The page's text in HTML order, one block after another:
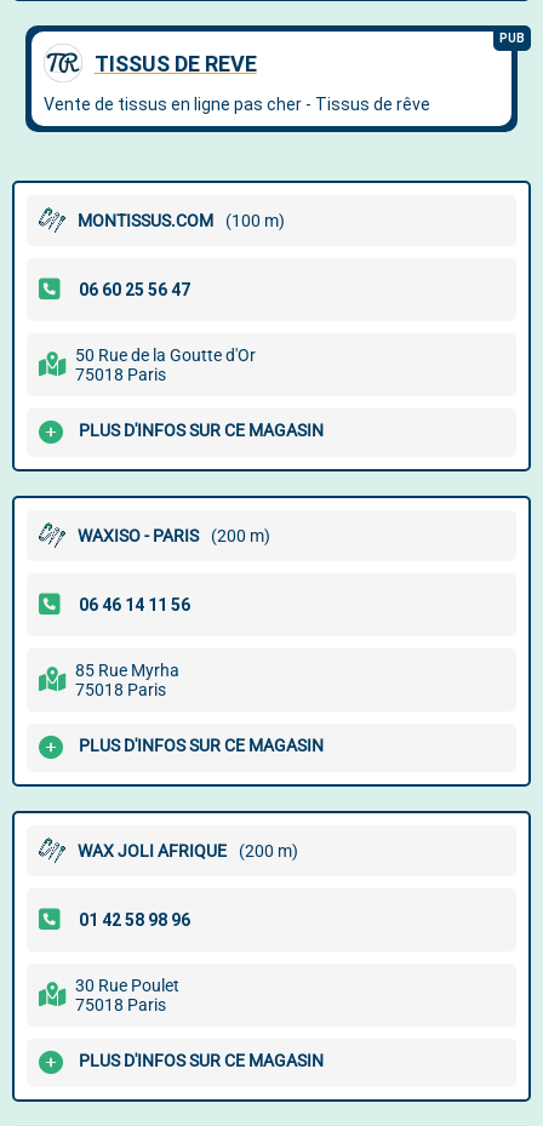
MONTISSUS.COM (100 m)
50 Rue de la Goutte d'Or
75018 Paris
PLUS D'INFOS SUR CE MAGASIN
WAXISO - PARIS (200 m)
85 Rue Myrha
75018 Paris
PLUS D'INFOS SUR CE MAGASIN
WAX JOLI AFRIQUE (200 m)
30 Rue Poulet
75018 Paris
PLUS D'INFOS SUR CE MAGASIN